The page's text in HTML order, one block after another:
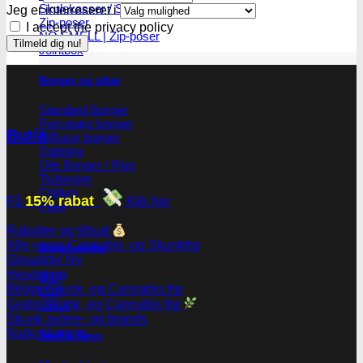
Skulekasser / Stashbox
Zip-poser
NO SMELL | Zip-poser
Jointbox
Bonger og piber
Standard Bonger
Percolator bonger
Diffusor bonger
Dabbing
Olie Bonger / Rigs
Tjubanger
Chillum
Piber
Bonghoveder
Ø17
Ø20
SG14
Sniff & Snus
Jeg er interreseret i
I accept the privacy policy
Butik
Få 15% rabat Klik her
Rabatter og tilbud
Alle vores Cannabis -og Skunkfrø
Groudstyr
Headshop
Billige Skunk -og Cannabis frø
Gratis Skunk -og Cannabis frø
Skunk avlere- og brands
Narkotikatests